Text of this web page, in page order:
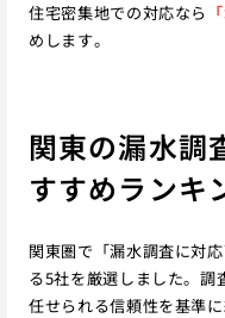
住宅密集地での対応なら
めします。
関東の漏水調
すすめランキ
関東圏で「漏水調査に対
る5社を厳選しました。調
任せられる信頼性を基準に